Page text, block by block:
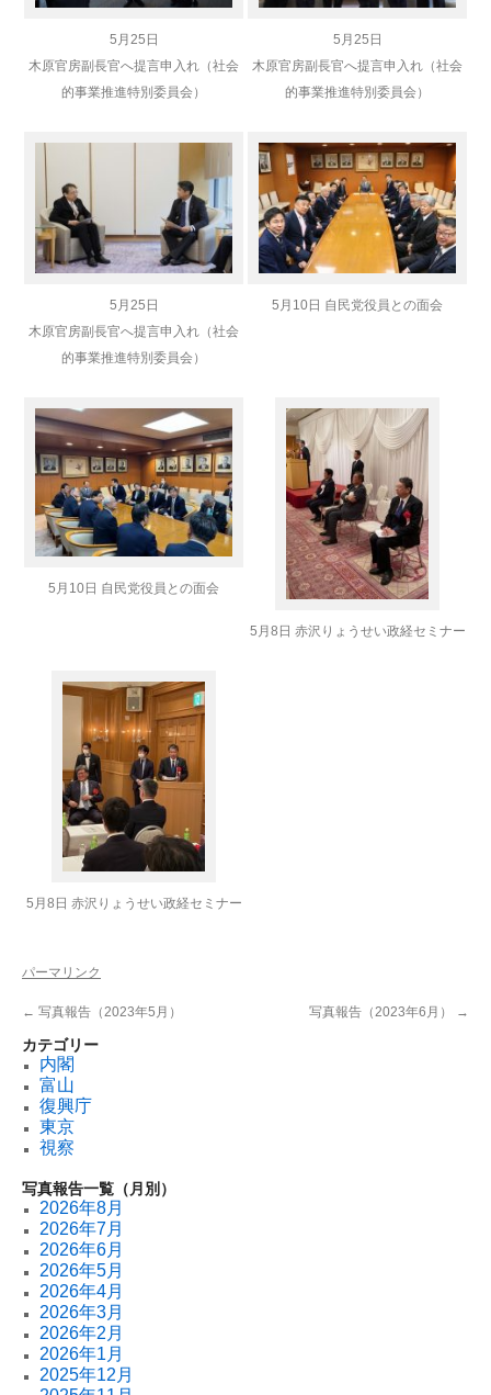
5月25日
木原官房副長官へ提言申入れ（社会
的事業推進特別委員会）
5月25日
木原官房副長官へ提言申入れ（社会
的事業推進特別委員会）
5月25日
木原官房副長官へ提言申入れ（社会
的事業推進特別委員会）
5月10日 自民党役員との面会
5月10日 自民党役員との面会
5月8日 赤沢りょうせい政経セミナー
5月8日 赤沢りょうせい政経セミナー
パーマリンク
← 写真報告（2023年5月） 写真報告（2023年6月） →
カテゴリー
内閣
富山
復興庁
東京
視察
写真報告一覧（月別）
2026年8月
2026年7月
2026年6月
2026年5月
2026年4月
2026年3月
2026年2月
2026年1月
2025年12月